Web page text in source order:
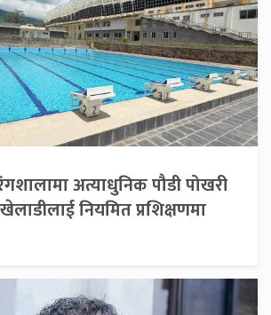
अत्याधुनिक पौडी पोखरी
नियमित प्रशिक्षणमा